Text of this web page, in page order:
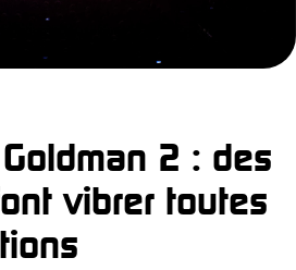
2 : des
vibrer toutes